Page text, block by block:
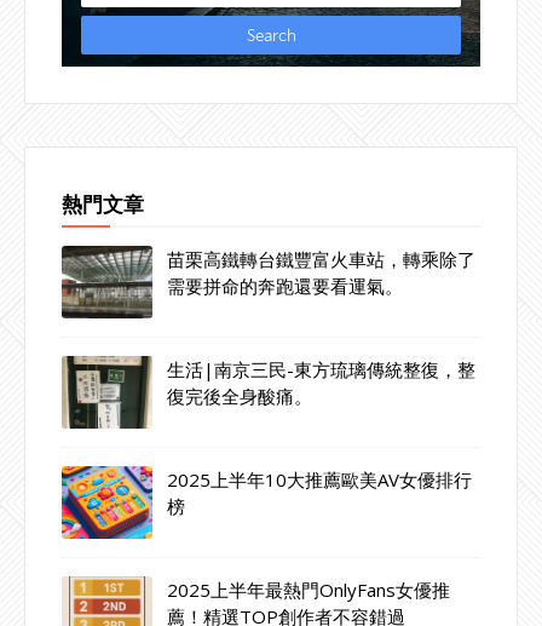
熱門文章
苗栗高鐵轉台鐵豐富火車站，轉乘除了
需要拼命的奔跑還要看運氣。
生活|南京三民-東方琉璃傳統整復，整
復完後全身酸痛。
2025上半年10大推薦歐美AV女優排行
榜
2025上半年最熱門OnlyFans女優推
薦！精選TOP創作者不容錯過